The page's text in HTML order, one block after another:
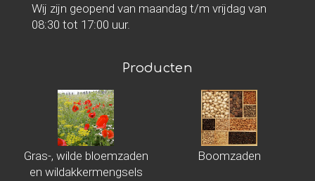
Wij zijn geopend van maandag t/m vrijdag van
08:30 tot 17:00 uur.
Producten
Gras-, wilde bloemzaden
en wildakkermengsels
Boomzaden